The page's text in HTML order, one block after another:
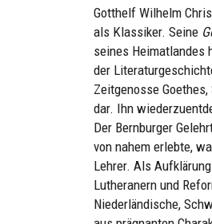
Gotthelf Wilhelm
als Klassiker. Seine
seines Heimatlandes
der
Zeitgenosse
dar. Ihn
Der Bernburger
von nahem erlebte,
Lehrer. Als
Lutheranern und
Niederländische,